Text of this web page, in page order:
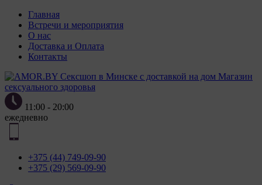
Главная
Встречи и мероприятия
О нас
Доставка и Оплата
Контакты
Магазин
сексуального здоровья
11:00 - 20:00
ежедневно
+375 (44) 749-09-90
+375 (29) 569-09-90